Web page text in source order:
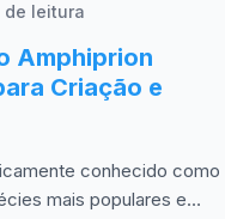
de leitura
Amphiprion
Criação e
conhecido como
mais populares e